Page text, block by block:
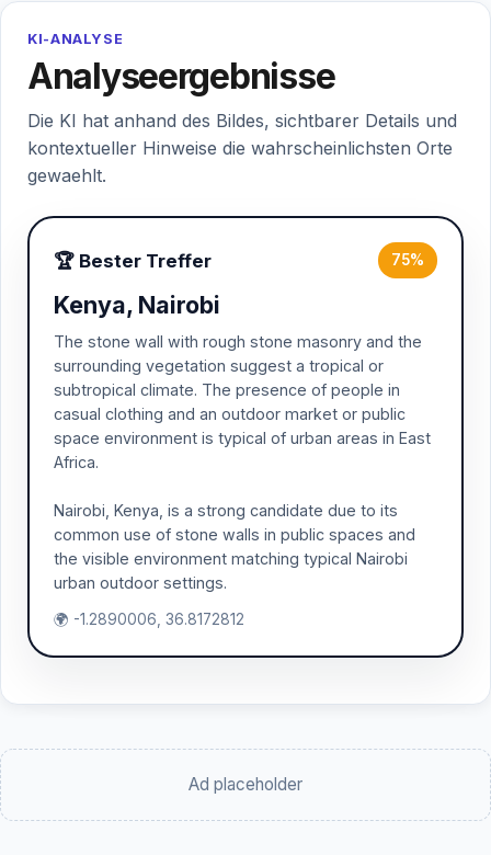
KI-ANALYSE
Analyseergebnisse
Die KI hat anhand des Bildes, sichtbarer Details und
kontextueller Hinweise die wahrscheinlichsten Orte
gewaehlt.
🏆 Bester Treffer 75%
Kenya, Nairobi
The stone wall with rough stone masonry and the
surrounding vegetation suggest a tropical or
subtropical climate. The presence of people in
casual clothing and an outdoor market or public
space environment is typical of urban areas in East
Africa.
Nairobi, Kenya, is a strong candidate due to its
common use of stone walls in public spaces and
the visible environment matching typical Nairobi
urban outdoor settings.
🌍 -1.2890006, 36.8172812
Ad placeholder